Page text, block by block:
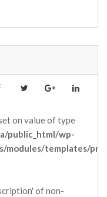
on value of type
public_html/wp-
modules/templates/
of non-